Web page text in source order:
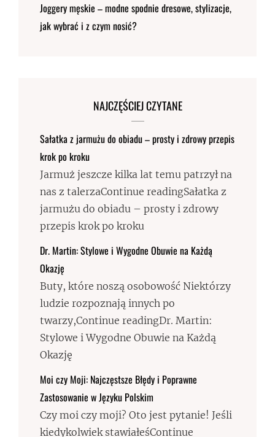
Joggery męskie – modne spodnie dresowe, stylizacje,
jak wybrać i z czym nosić?
NAJCZĘŚCIEJ CZYTANE
Sałatka z jarmużu do obiadu – prosty i zdrowy przepis
krok po kroku
Jarmuż jeszcze kilka lat temu patrzył na
nas z talerzaContinue readingSałatka z
jarmużu do obiadu – prosty i zdrowy
przepis krok po kroku
Dr. Martin: Stylowe i Wygodne Obuwie na Każdą
Okazję
Buty, które noszą osobowość Niektórzy
ludzie rozpoznają innych po
twarzy,Continue readingDr. Martin:
Stylowe i Wygodne Obuwie na Każdą
Okazję
Moi czy Moji: Najczęstsze Błędy i Poprawne
Zastosowanie w Języku Polskim
Czy moi czy moji? Oto jest pytanie! Jeśli
kiedykolwiek stawiałeśContinue